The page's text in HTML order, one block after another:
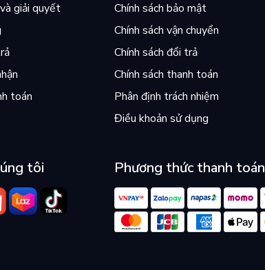
giải quyết
toán
Chính sách bảo mật
Chính sách vận chuyển
Chính sách đổi trả
Chính sách thanh toán
Phân định trách nhiệm
Điều khoản sử dụng
tôi Phương thức thanh toán